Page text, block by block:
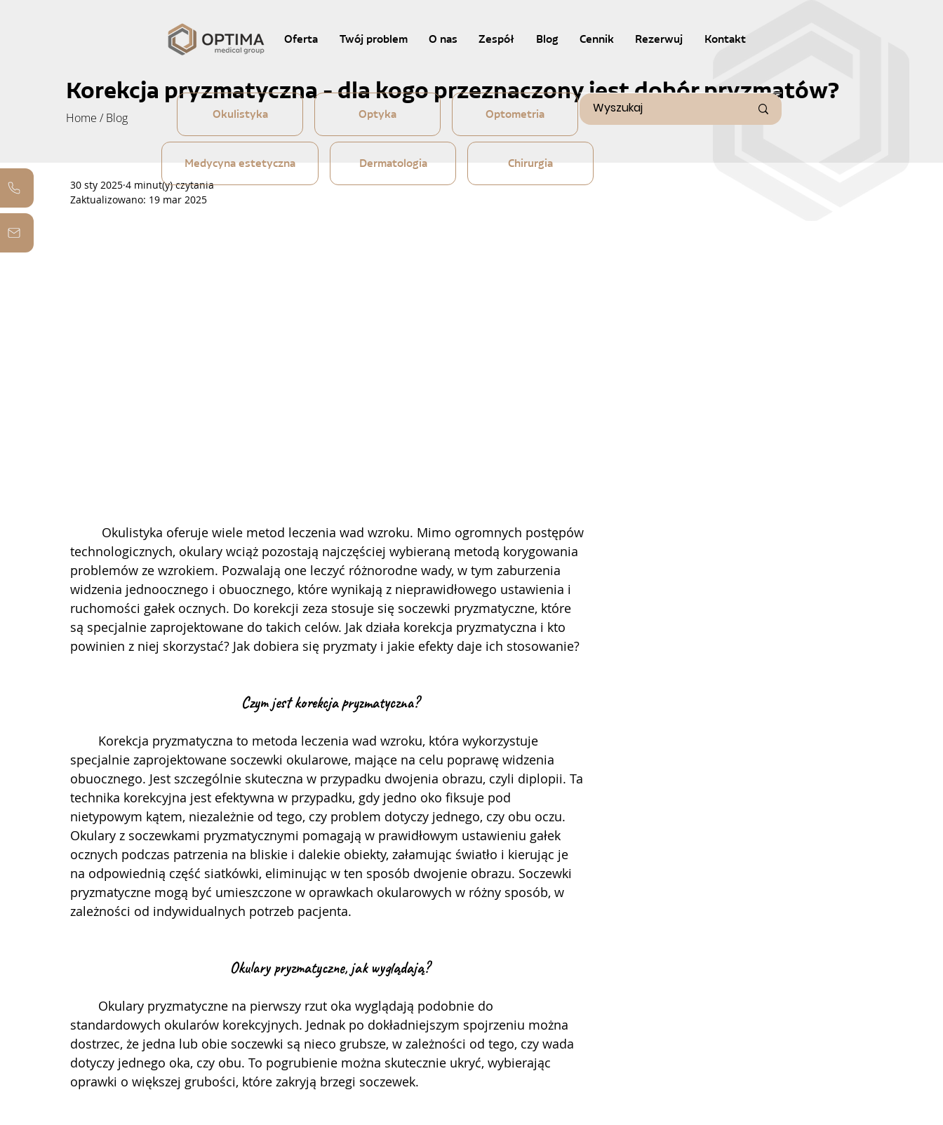
Okulistyka Optyka Optometria
Medycyna estetyczna Dermatologia Chirurgia
Oferta Twój problem O nas Zespół Blog Cennik Rezerwuj Kontakt
30 sty 2025 4 minut(y) czytania
Zaktualizowano: 19 mar 2025
technologicznych, okulary wciąż pozostają najczęściej wybieraną metodą korygowania
problemów ze wzrokiem. Pozwalają one leczyć różnorodne wady, w tym zaburzenia
widzenia jednoocznego i obuocznego, które wynikają z nieprawidłowego ustawienia i
ruchomości gałek ocznych. Do korekcji zeza stosuje się soczewki pryzmatyczne, które
są specjalnie zaprojektowane do takich celów. Jak działa korekcja pryzmatyczna i kto
powinien z niej skorzystać? Jak dobiera się pryzmaty i jakie efekty daje ich stosowanie?
Czym jest korekcja pryzmatyczna?
specjalnie zaprojektowane soczewki okularowe, mające na celu poprawę widzenia
obuocznego. Jest szczególnie skuteczna w przypadku dwojenia obrazu, czyli diplopii. Ta
technika korekcyjna jest efektywna w przypadku, gdy jedno oko fiksuje pod
nietypowym kątem, niezależnie od tego, czy problem dotyczy jednego, czy obu oczu.
Okulary z soczewkami pryzmatycznymi pomagają w prawidłowym ustawieniu gałek
ocznych podczas patrzenia na bliskie i dalekie obiekty, załamując światło i kierując je
na odpowiednią część siatkówki, eliminując w ten sposób dwojenie obrazu. Soczewki
pryzmatyczne mogą być umieszczone w oprawkach okularowych w różny sposób, w
zależności od indywidualnych potrzeb pacjenta.
Okulary pryzmatyczne, jak wyglądają?
standardowych okularów korekcyjnych. Jednak po dokładniejszym spojrzeniu można
dostrzec, że jedna lub obie soczewki są nieco grubsze, w zależności od tego, czy wada
dotyczy jednego oka, czy obu. To pogrubienie można skutecznie ukryć, wybierając
oprawki o większej grubości, które zakryją brzegi soczewek.
Korekcja pryzmatyczna - dla kogo przeznaczony jest dobór pryzmatów?
Home / Blog